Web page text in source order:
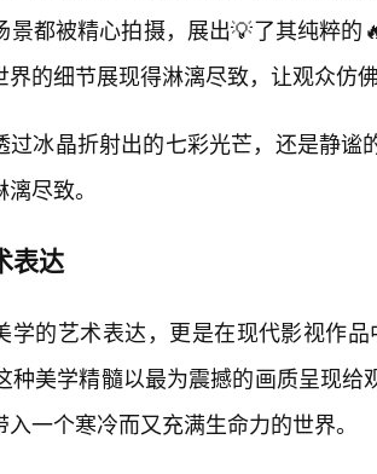
景都被精心拍摄，展出💡了其纯粹的
界的细节展现得淋漓尽致，让观众仿
过冰晶折射出的七彩光芒，还是静谧
尽致。
表达
学的艺术表达，更是在现代影视作
种美学精髓以最为震撼的画质呈现
一个寒冷而又充满生命力的世界。